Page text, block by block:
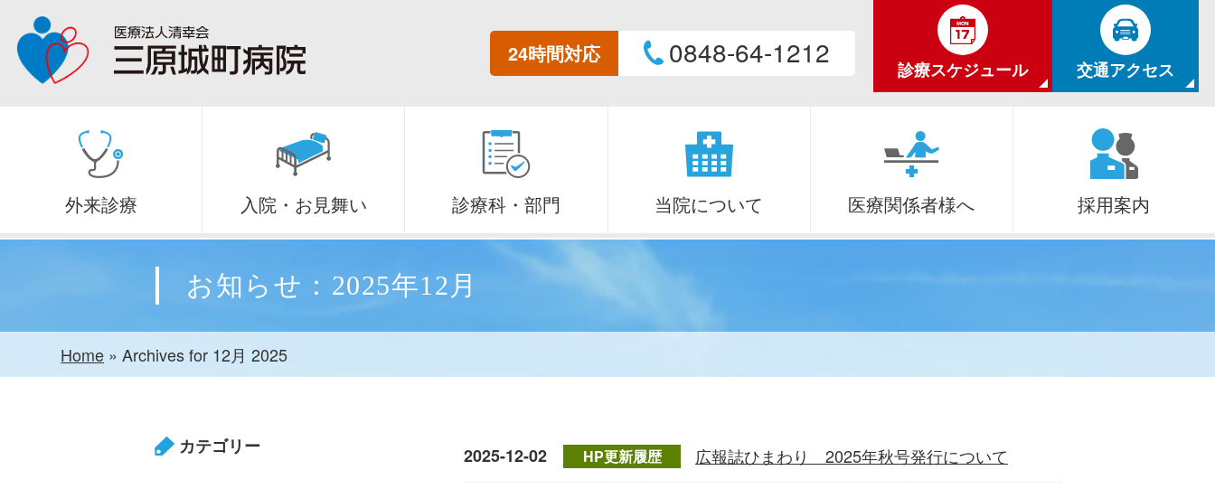
24時間対応 0848-64-1212
診療スケジュール 交通アクセス
外来診療 入院・お見舞い 診療科・部門 当院について 医療関係者様へ 採用案内
お知らせ：2025年12月
Home »Archives for 12月 2025
2025-12-02 HP更新履歴 広報誌ひまわり 2025年秋号発行について
カテゴリー